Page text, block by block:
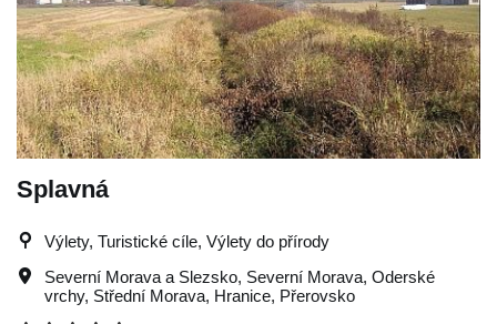
Splavná
Výlety, Turistické cíle, Výlety do přírody
Severní Morava a Slezsko, Severní Morava, Oderské
vrchy, Střední Morava, Hranice, Přerovsko